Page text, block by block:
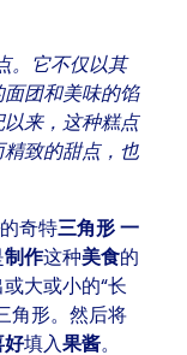
。它不仅以其
团和美味的馅
来，这种糕点
致的甜点，也
的奇特三角形一
制作这种美食的
或大或小的“长
角形。然后将
好填入果酱。